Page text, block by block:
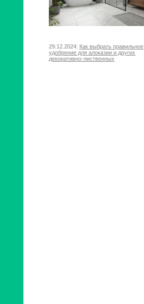
29.12.2024: Как выбрать правильное
удобрение для алоказии и других
декоративно-лиственных